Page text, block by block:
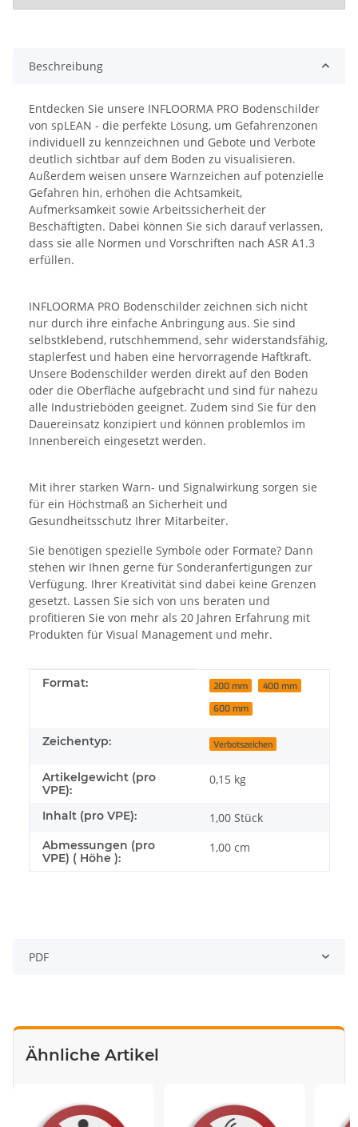
Beschreibung
Entdecken Sie unsere INFLOORMA PRO Bodenschilder
von spLEAN - die perfekte Lösung, um Gefahrenzonen
individuell zu kennzeichnen und Gebote und Verbote
deutlich sichtbar auf dem Boden zu visualisieren.
Außerdem weisen unsere Warnzeichen auf potenzielle
Gefahren hin, erhöhen die Achtsamkeit,
Aufmerksamkeit sowie Arbeitssicherheit der
Beschäftigten. Dabei können Sie sich darauf verlassen,
dass sie alle Normen und Vorschriften nach ASR A1.3
erfüllen.
INFLOORMA PRO Bodenschilder zeichnen sich nicht
nur durch ihre einfache Anbringung aus. Sie sind
selbstklebend, rutschhemmend, sehr widerstandsfähig,
staplerfest und haben eine hervorragende Haftkraft.
Unsere Bodenschilder werden direkt auf den Boden
oder die Oberfläche aufgebracht und sind für nahezu
alle Industrieböden geeignet. Zudem sind Sie für den
Dauereinsatz konzipiert und können problemlos im
Innenbereich eingesetzt werden.
Mit ihrer starken Warn- und Signalwirkung sorgen sie
für ein Höchstmaß an Sicherheit und
Gesundheitsschutz Ihrer Mitarbeiter.
Sie benötigen spezielle Symbole oder Formate? Dann
stehen wir Ihnen gerne für Sonderanfertigungen zur
Verfügung. Ihrer Kreativität sind dabei keine Grenzen
gesetzt. Lassen Sie sich von uns beraten und
profitieren Sie von mehr als 20 Jahren Erfahrung mit
Produkten für Visual Management und mehr.
Produkteigenschaft
Wert
Format: 200 mm 400 mm
600 mm
Zeichentyp: Verbotszeichen
Artikelgewicht (pro
VPE):
0,15 kg
Inhalt (pro VPE): 1,00 Stück
Abmessungen (pro
VPE) ( Höhe ):
1,00 cm
PDF
Ähnliche Artikel